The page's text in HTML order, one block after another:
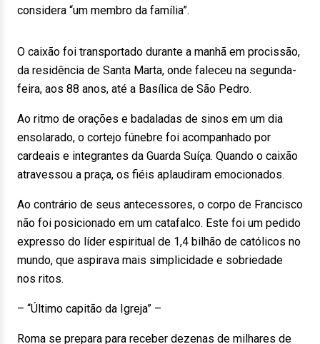
considera “um membro da família”.
O caixão foi transportado durante a manhã em procissão,
da residência de Santa Marta, onde faleceu na segunda-
feira, aos 88 anos, até a Basílica de São Pedro.
Ao ritmo de orações e badaladas de sinos em um dia
ensolarado, o cortejo fúnebre foi acompanhado por
cardeais e integrantes da Guarda Suíça. Quando o caixão
atravessou a praça, os fiéis aplaudiram emocionados.
Ao contrário de seus antecessores, o corpo de Francisco
não foi posicionado em um catafalco. Este foi um pedido
expresso do líder espiritual de 1,4 bilhão de católicos no
mundo, que aspirava mais simplicidade e sobriedade
nos ritos.
– “Último capitão da Igreja” –
Roma se prepara para receber dezenas de milhares de